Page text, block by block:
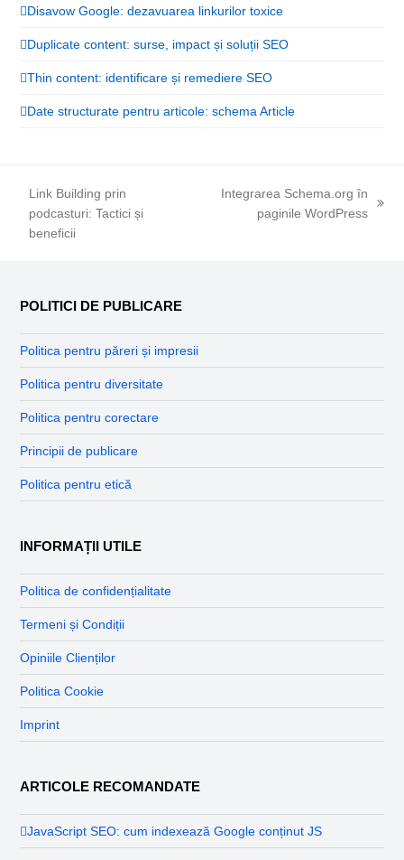
Disavow Google: dezavuarea linkurilor toxice
Duplicate content: surse, impact și soluții SEO
Thin content: identificare și remediere SEO
Date structurate pentru articole: schema Article
previous
post:
Link Building prin
podcasturi: Tactici și
beneficii
Integrarea Schema.org în
paginile WordPress
POLITICI DE PUBLICARE
Politica pentru păreri și impresii
Politica pentru diversitate
Politica pentru corectare
Principii de publicare
Politica pentru etică
INFORMAȚII UTILE
Politica de confidențialitate
Termeni și Condiții
Opiniile Clienților
Politica Cookie
Imprint
ARTICOLE RECOMANDATE
JavaScript SEO: cum indexează Google conținut JS